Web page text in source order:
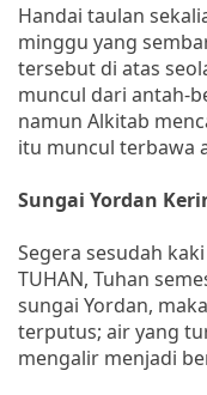
Handai taulan
minggu yang
tersebut di atas
muncul dari antah-
namun Alkitab
itu muncul terbawa
Sungai Yordan
Segera sesudah
TUHAN, Tuhan
sungai Yordan,
terputus; air yang
mengalir menjadi